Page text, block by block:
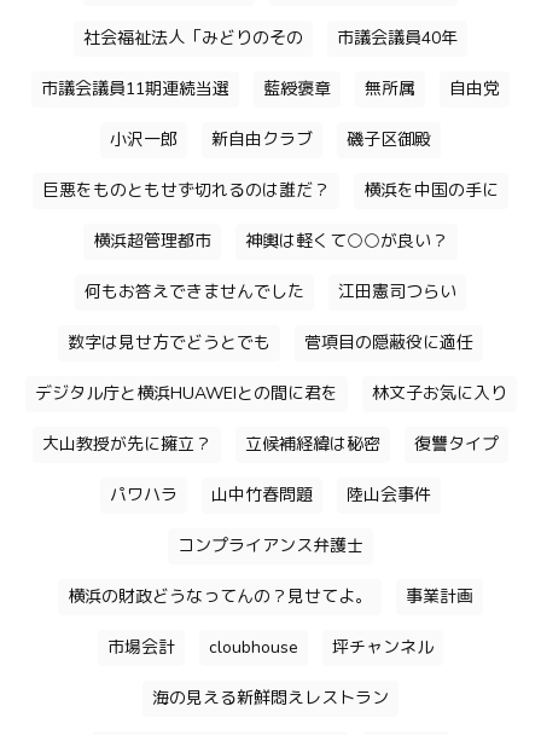
社会福祉法人「みどりのその 市議会議員40年
市議会議員11期連続当選 藍綬褒章 無所属 自由党
小沢一郎 新自由クラブ 磯子区御殿
巨悪をものともせず切れるのは誰だ？ 横浜を中国の手に
横浜超管理都市 神輿は軽くて○○が良い？
何もお答えできませんでした 江田憲司つらい
数字は見せ方でどうとでも 菅項目の隠蔽役に適任
デジタル庁と横浜HUAWEIとの間に君を 林文子お気に入り
大山教授が先に擁立？ 立候補経緯は秘密 復讐タイプ
パワハラ 山中竹春問題 陸山会事件
コンプライアンス弁護士
横浜の財政どうなってんの？見せてよ。 事業計画
市場会計 cloubhouse 坪チャンネル
海の見える新鮮悶えレストラン